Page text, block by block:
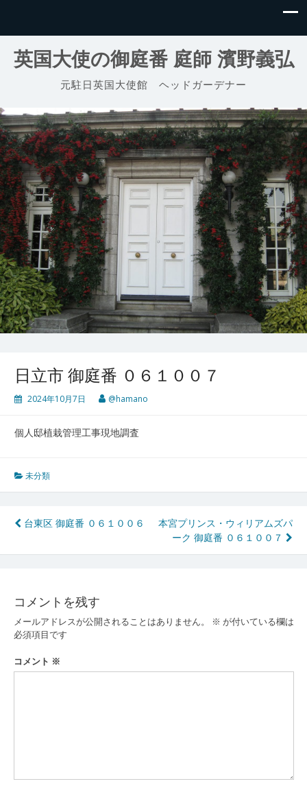
英国大使の御庭番 庭師 濱野義弘
元駐日英国大使館 ヘッドガーデナー
日立市 御庭番 ０６１００７
2024年10月7日 @hamano
個人邸植栽管理工事現地調査
未分類
投
稿
ビ
ゲ
ー
シ
台東区 御庭番 ０６１００６
本宮プリンス・ウィリアムズパ
ーク 御庭番 ０６１００７
コメントを残す
メールアドレスが公開されることはありません。 ※ が付いている欄は
必須項目です
コメント ※